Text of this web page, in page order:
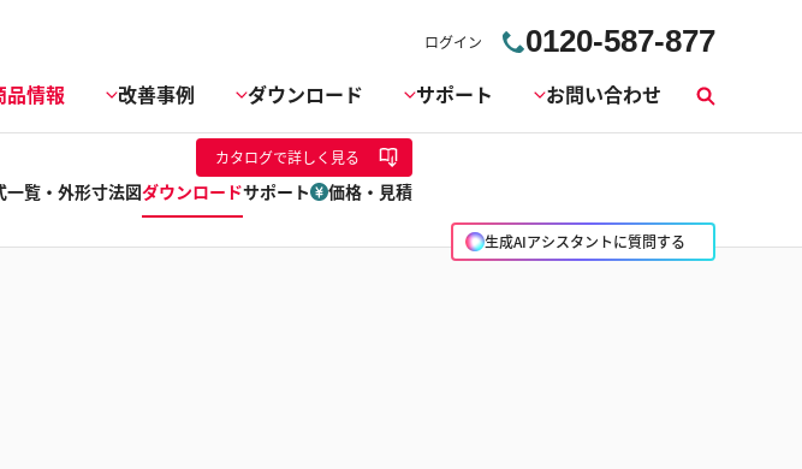
ログイン 0120-587-877
品情報 改善事例 ダウンロード サポート お問い合わせ
索
生成AIアシスタントに質問する
カタログで詳しく見る
一覧・外形寸法図ダウンロードサポート 価格・見積